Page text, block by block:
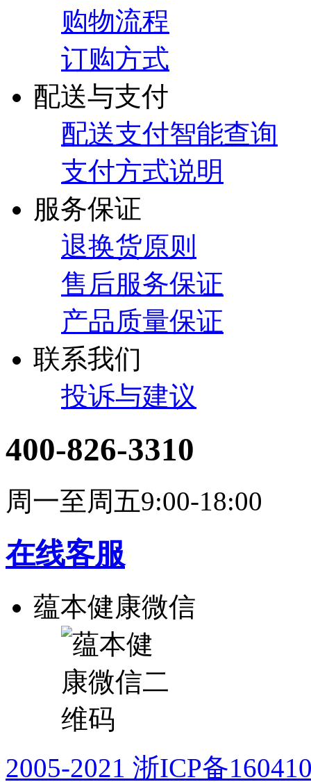
购物流程
订购方式
配送与支付
配送支付智能查询
支付方式说明
服务保证
退换货原则
售后服务保证
产品质量保证
联系我们
投诉与建议
400-826-3310
周一至周五9:00-18:00
在线客服
蕴本健康微信
2005-2021 浙ICP备